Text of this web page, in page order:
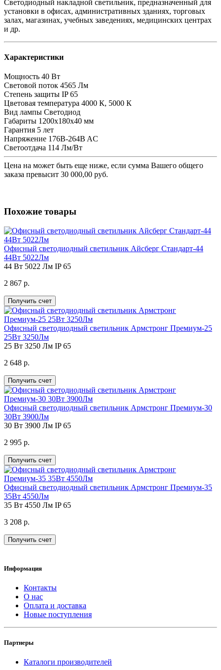
Светодиодный накладной светильник, предназначенный для
установки в офисах, административных зданиях, торговых
залах, магазинах, учебных заведениях, медицинских центрах
и др.
Характеристики
Мощность 40 Вт
Световой поток 4565 Лм
Степень защиты IP 65
Цветовая температура 4000 К, 5000 К
Вид лампы Светодиод
Габариты 1200х180х40 мм
Гарантия 5 лет
Напряжение 176B-264B AC
Светоотдача 114 Лм/Вт
Цена на может быть еще ниже, если сумма Вашего общего
заказа превысит 30 000,00 руб.
Похожие товары
Офисный светодиодный светильник Айсберг Стандарт-44
44Вт 5022Лм
44 Вт 5022 Лм IP 65
2 867 р.
Получить счет
Офисный светодиодный светильник Армстронг Премиум-25
25Вт 3250Лм
25 Вт 3250 Лм IP 65
2 648 р.
Получить счет
Офисный светодиодный светильник Армстронг Премиум-30
30Вт 3900Лм
30 Вт 3900 Лм IP 65
2 995 р.
Получить счет
Офисный светодиодный светильник Армстронг Премиум-35
35Вт 4550Лм
35 Вт 4550 Лм IP 65
3 208 р.
Получить счет
Информация
Контакты
О нас
Оплата и доставка
Новые поступления
Партнеры
Каталоги производителей